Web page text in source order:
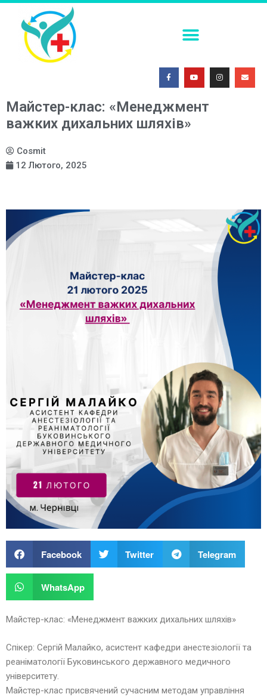
Майстер-клас: «Менеджмент
важких дихальних шляхів»
Cosmit
12 Лютого, 2025
Facebook Twitter Telegram
WhatsApp
Майстер-клас: «Менеджмент важких дихальних шляхів»
Спікер: Сергій Малайко, асистент кафедри анестезіології та
реаніматології Буковинського державного медичного
університету.
Майстер-клас присвячений сучасним методам управління